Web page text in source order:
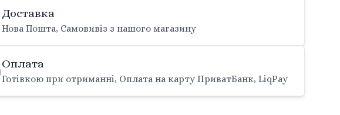
Доставка
Нова Пошта, Самовивіз з нашого магазину
Оплата
Готівкою при отриманні, Оплата на карту ПриватБанк, LiqPay